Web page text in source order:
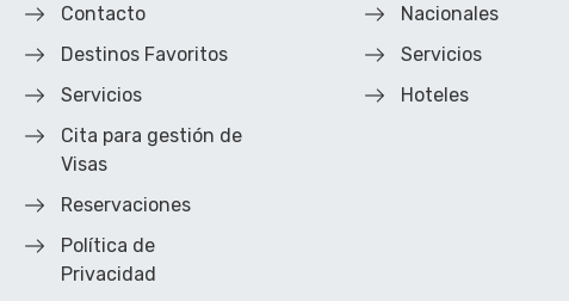
Contacto
Destinos Favoritos
Servicios
Cita para gestión de
Visas
Reservaciones
Política de
Privacidad
Nacionales
Servicios
Hoteles